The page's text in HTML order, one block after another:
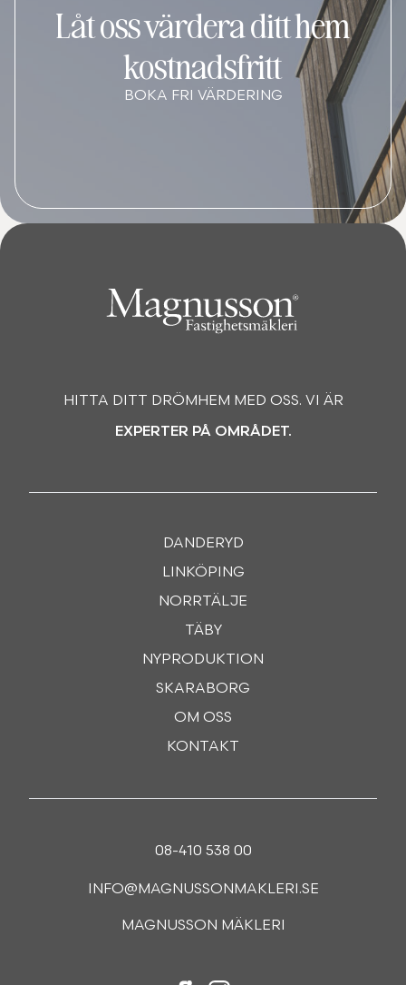
Låt oss värdera ditt hem
kostnadsfritt
BOKA FRI VÄRDERING
HITTA DITT DRÖMHEM MED OSS. VI ÄR
EXPERTER PÅ OMRÅDET.
DANDERYD
LINKÖPING
NORRTÄLJE
TÄBY
NYPRODUKTION
SKARABORG
OM OSS
KONTAKT
08-410 538 00
INFO@MAGNUSSONMAKLERI.SE
MAGNUSSON MÄKLERI